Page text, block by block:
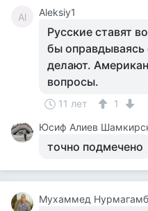
Al Aleksiy1
Русские ставят
бы оправдываясь
делают.
вопросы.
11 лет
1
Юсиф Алиев
точно подмечено
Мухаммед